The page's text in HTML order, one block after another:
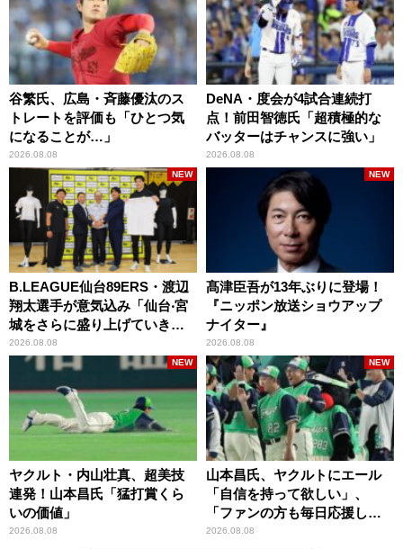
谷繁氏、広島・斉藤優汰のス
トレートを評価も「ひとつ気
になることが…」
2026.08.08
DeNA・度会が4試合連続打
点！前田智徳氏「超積極的な
バッターはチャンスに強い」
2026.08.08
B.LEAGUE仙台89ERS・渡辺
翔太選手が意気込み「仙台‧宮
城をさらに盛り上げていきた
いです」
2026.08.08
NEW
髙津臣吾が13年ぶりに登場！
『ニッポン放送ショウアップ
ナイター』
2026.08.08
NEW
ヤクルト・内山壮真、超美技
連発！山本昌氏「猛打賞くら
いの価値」
2026.08.08
NEW
山本昌氏、ヤクルトにエール
「自信を持って欲しい」、
「ファンの方も毎日応援して
くれています」
2026.08.08
NEW